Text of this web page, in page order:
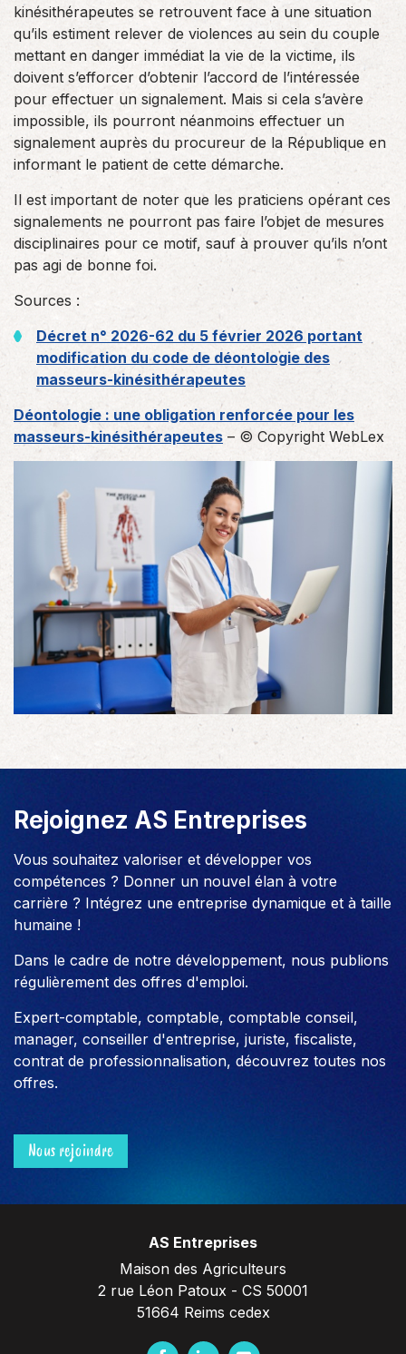
kinésithérapeutes se retrouvent face à une situation
qu’ils estiment relever de violences au sein du couple
mettant en danger immédiat la vie de la victime, ils
doivent s’efforcer d’obtenir l’accord de l’intéressée
pour effectuer un signalement. Mais si cela s’avère
impossible, ils pourront néanmoins effectuer un
signalement auprès du procureur de la République en
informant le patient de cette démarche.
Il est important de noter que les praticiens opérant ces
signalements ne pourront pas faire l’objet de mesures
disciplinaires pour ce motif, sauf à prouver qu’ils n’ont
pas agi de bonne foi.
Sources :
Décret n° 2026-62 du 5 février 2026 portant
modification du code de déontologie des
masseurs-kinésithérapeutes
Déontologie : une obligation renforcée pour les
masseurs-kinésithérapeutes – © Copyright WebLex
Rejoignez AS Entreprises
Vous souhaitez valoriser et développer vos
compétences ? Donner un nouvel élan à votre
carrière ? Intégrez une entreprise dynamique et à taille
humaine !
Dans le cadre de notre développement, nous publions
régulièrement des offres d'emploi.
Expert-comptable, comptable, comptable conseil,
manager, conseiller d'entreprise, juriste, fiscaliste,
contrat de professionnalisation, découvrez toutes nos
offres.
Nous rejoindre
AS Entreprises
Maison des Agriculteurs
2 rue Léon Patoux - CS 50001
51664 Reims cedex